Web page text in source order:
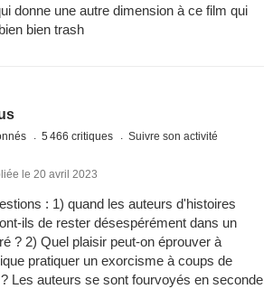
donne une autre dimension à ce film qui
bien trash
5 466 critiques Suivre son activité
le 20 avril 2023
: 1) quand les auteurs d'histoires
ils de rester désespérément dans un
? 2) Quel plaisir peut-on éprouver à
pratiquer un exorcisme à coups de
Les auteurs se sont fourvoyés en seconde